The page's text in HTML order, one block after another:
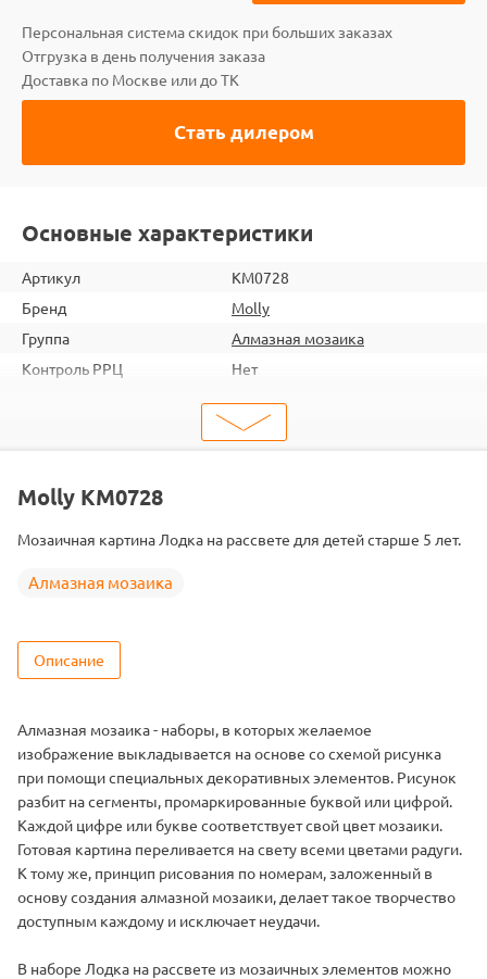
Персональная система скидок при больших заказах
Отгрузка в день получения заказа
Доставка по Москве или до ТК
Стать дилером
Основные характеристики
Артикул
KM0728
Бренд
Molly
Группа
Алмазная мозаика
Контроль РРЦ
Нет
100
6920140887252
Тема
Цвет
16 цветов
Molly KM0728
Мозаичная картина Лодка на рассвете для детей старше 5 лет.
Алмазная мозаика
Описание
Алмазная мозаика - наборы, в которых желаемое
изображение выкладывается на основе со схемой рисунка
при помощи специальных декоративных элементов. Рисунок
разбит на сегменты, промаркированные буквой или цифрой.
Каждой цифре или букве соответствует свой цвет мозаики.
Готовая картина переливается на свету всеми цветами радуги.
К тому же, принцип рисования по номерам, заложенный в
основу создания алмазной мозаики, делает такое творчество
доступным каждому и исключает неудачи.
В наборе Лодка на рассвете из мозаичных элементов можно